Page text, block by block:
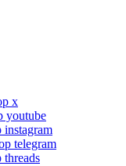
x
youtube
instagram
telegram
threads